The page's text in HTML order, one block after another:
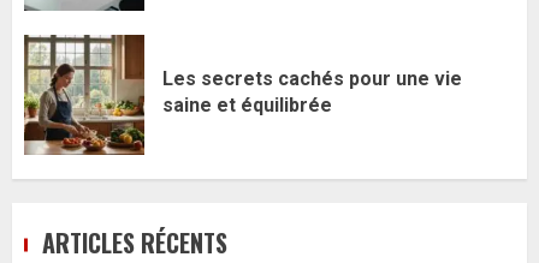
Les secrets cachés pour une vie
saine et équilibrée
ARTICLES RÉCENTS